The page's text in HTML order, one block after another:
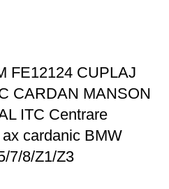
FE12124 CUPLAJ
CARDAN MANSON
ITC Centrare
cardanic BMW
7/8/Z1/Z3